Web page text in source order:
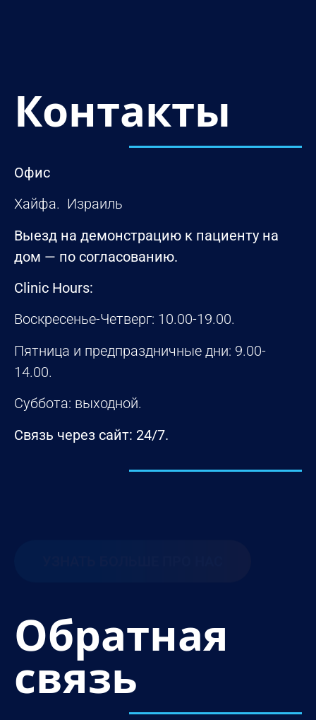
Контакты
Офис
Хайфа. Израиль
Выезд на демонстрацию к пациенту на
дом — по согласованию.
Clinic Hours:
Воскресенье-Четверг: 10.00-19.00.
Пятница и предпраздничные дни: 9.00-
14.00.
Суббота: выходной.
Связь через сайт: 24/7.
Обратная
связь